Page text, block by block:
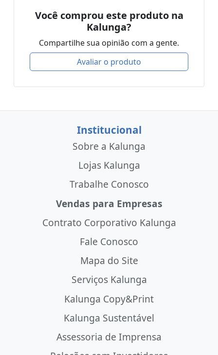
Você comprou este produto na
Kalunga?
Compartilhe sua opinião com a gente.
Avaliar o produto
Institucional
Sobre a Kalunga
Lojas Kalunga
Trabalhe Conosco
Vendas para Empresas
Contrato Corporativo Kalunga
Fale Conosco
Mapa do Site
Serviços Kalunga
Kalunga Copy&Print
Kalunga Sustentável
Assessoria de Imprensa